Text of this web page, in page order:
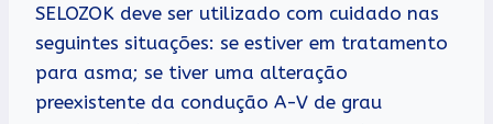
SELOZOK deve ser utilizado com cuidado nas
seguintes situações: se estiver em tratamento
para asma; se tiver uma alteração
preexistente da condução A-V de grau